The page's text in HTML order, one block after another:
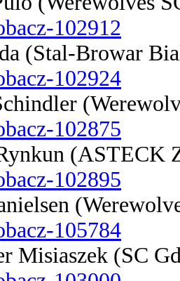
102912
(Stal-Browar
102924
102875
(ASTECK
102895
105784
Misiaszek (SC